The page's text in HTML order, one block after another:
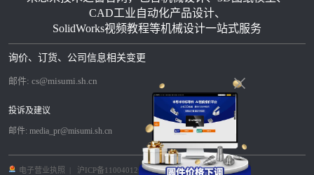
CAD工业自动化产品设计、
SolidWorks视频教程等机械设计一站式服务
询价、订货、公司信息相关变更
邮件: cs@misumi.sh.cn
投诉及建议
邮件: media_pr@misumi.sh.cn
电子营业执照 沪ICP备11004012号-8|